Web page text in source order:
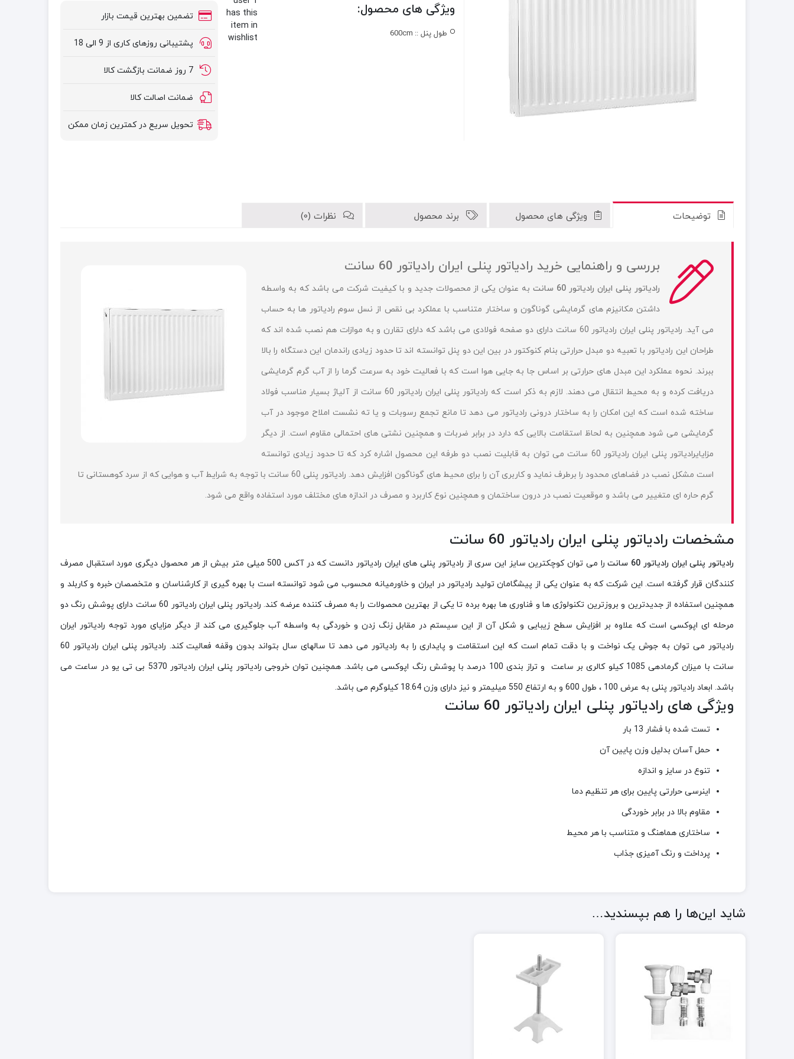
ویژگی های محصول:
طول پنل :: 600cm
تضمین بهترین قیمت بازار
پشتیبانی روزهای کاری از 9 الی 18
7 روز ضمانت بازگشت کالا
ضمانت اصالت کالا
تحویل سریع در کمترین زمان ممکن
has this
item in
wishlist
توضیحات ویژگی های محصول برند محصول نظرات (0)
بررسی و راهنمایی خرید رادیاتور پنلی ایران رادیاتور 60 سانت
رادیاتور پنلی ایران رادیاتور 60 سانت
به عنوان یکی از محصولات جدید و با کیفیت شرکت می باشد که به واسطه
داشتن مکانیزم های گرمایشی گوناگون و ساختار متناسب با عملکرد بی نقص از نسل سوم رادیاتور ها به حساب
می آید. رادیاتور پنلی ایران رادیاتور 60 سانت دارای دو صفحه فولادی می باشد که دارای تقارن و به موازات هم نصب شده اند که
طراحان این رادیاتور با تعبیه دو مبدل حرارتی بنام کنوکتور در بین این دو پنل توانسته اند تا حدود زیادی راندمان این دستگاه را بالا
ببرند. نحوه عملکرد این مبدل های حرارتی بر اساس جا به جایی هوا است که با فعالیت خود به سرعت گرما را از آب گرم گرمایشی
دریافت کرده و به محیط انتقال می دهند. لازم به ذکر است که رادیاتور پنلی ایران رادیاتور 60 سانت از آلیاژ بسیار مناسب فولاد
ساخته شده است که این امکان را به ساختار درونی رادیاتور می دهد تا مانع تجمع رسوبات و یا ته نشست املاح موجود در آب
گرمایشی می شود همچنین به لحاظ استقامت بالایی که دارد در برابر ضربات و همچنین نشتی های احتمالی مقاوم است. از دیگر
مزایایرادیاتور پنلی ایران رادیاتور 60 سانت می توان به قابلیت نصب دو طرفه این محصول اشاره کرد که تا حدود زیادی توانسته
است مشکل نصب در فضاهای محدود را برطرف نماید و کاربری آن را برای محیط های گوناگون افزایش دهد. رادیاتور پنلی 60 سانت با توجه به شرایط آب و هوایی که از سرد کوهستانی تا
گرم حاره ای متغییر می باشد و موقعیت نصب در درون ساختمان و همچنین نوع کاربرد و مصرف در اندازه های مختلف مورد استفاده واقع می شود.
مشخصات رادیاتور پنلی ایران رادیاتور 60 سانت
رادیاتور پنلی ایران رادیاتور 60 سانت
را می توان کوچکترین سایز این سری از رادیاتور پنلی های ایران رادیاتور دانست که در آکس 500 میلی متر بیش از هر محصول دیگری مورد استقبال مصرف
کنندگان قرار گرفته است. این شرکت که به عنوان یکی از پیشگامان تولید رادیاتور در ایران و خاورمیانه محسوب می شود توانسته است با بهره گیری از کارشناسان و متخصصان خبره و کاربلد و
همچنین استفاده از جدیدترین و بروزترین تکنولوژی ها و فناوری ها بهره برده تا یکی از بهترین محصولات را به مصرف کننده عرضه کند. رادیاتور پنلی ایران رادیاتور 60 سانت دارای پوشش رنگ دو
مرحله ای اپوکسی است که علاوه بر افزایش سطح زیبایی و شکل آن از این سیستم در مقابل زنگ زدن و خوردگی به واسطه آب جلوگیری می کند از دیگر مزایای مورد توجه رادیاتور ایران
رادیاتور می توان به جوش یک نواخت و با دقت تمام است که این استقامت و پایداری را به رادیاتور می دهد تا سالهای سال بتواند بدون وقفه فعالیت کند. رادیاتور پنلی ایران رادیاتور 60
سانت با ميزان گرمادهی 1085 کیلو کالری بر ساعت و تراز بندی 100 درصد با پوشش رنگ اپوکسی می باشد. همچنین توان خروجی رادیاتور پنلی ایران رادیاتور 5370 بی تی یو در ساعت می
باشد. ابعاد رادیاتور پنلی به عرض 100 ، طول 600 و به ارتفاع 550 ميليمتر و نیز دارای وزن 18.64 کیلوگرم می باشد.
ویژگی های رادیاتور پنلی ایران رادیاتور 60 سانت
تست شده با فشار 13 بار
حمل آسان بدلیل وزن پایین آن
تنوع در سايز و اندازه
اينرسی حرارتی پايين برای هر تنظيم دما
مقاوم بالا در برابر خوردگی
ساختاری هماهنگ و متناسب با هر محيط
پرداخت و رنگ آميزی جذاب
شاید این‌ها را هم بپسندید…